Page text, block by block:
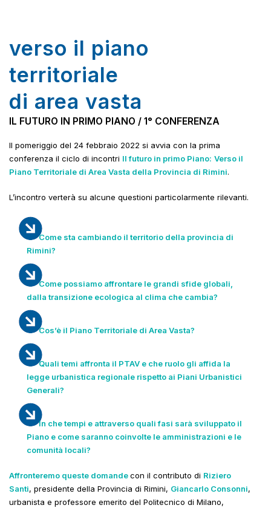
verso il piano
territoriale
di area vasta
IL FUTURO IN PRIMO PIANO / 1° CONFERENZA
Il pomeriggio del 24 febbraio 2022 si avvia con la prima
conferenza il ciclo di incontri Il futuro in primo Piano: Verso il
Piano Territoriale di Area Vasta della Provincia di Rimini.
L’incontro verterà su alcune questioni particolarmente rilevanti.
Come sta cambiando il territorio della provincia di
Rimini?
Come possiamo affrontare le grandi sfide globali,
dalla transizione ecologica al clima che cambia?
Cos’è il Piano Territoriale di Area Vasta?
Quali temi affronta il PTAV e che ruolo gli affida la
legge urbanistica regionale rispetto ai Piani Urbanistici
Generali?
In che tempi e attraverso quali fasi sarà sviluppato il
Piano e come saranno coinvolte le amministrazioni e le
comunità locali?
Affronteremo queste domandecon il contributo di Riziero
Santi, presidente della Provincia di Rimini, Giancarlo Consonni,
urbanista e professore emerito del Politecnico di Milano,